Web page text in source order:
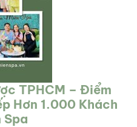
TPHCM – Điểm
Hơn 1.000 Khách
Spa